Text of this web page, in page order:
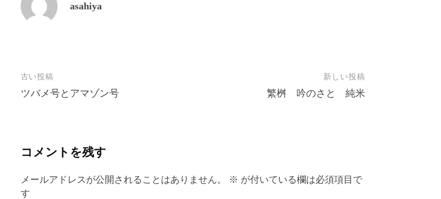
asahiya
ナ
ゲ
古い投稿
ツバメ号とアマゾン号
新しい投稿
繁桝 吟のさと 純米
コメントを残す
メールアドレスが公開されることはありません。 ※ が付いている欄は必須項目で
す